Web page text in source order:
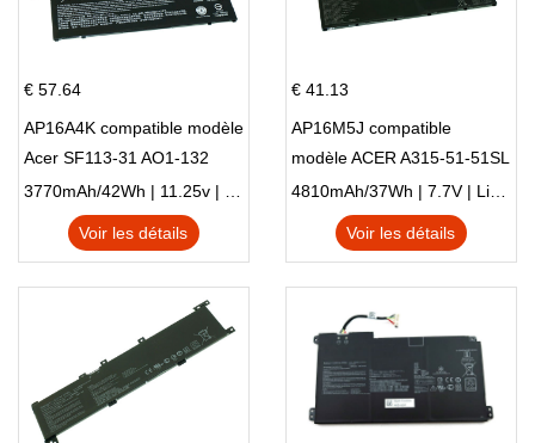
€ 57.64
AP16A4K compatible modèle
Acer SF113-31 AO1-132
NE132
3770mAh/42Wh | 11.25v | Li-ion ...
Voir les détails
€ 41.13
AP16M5J compatible
modèle ACER A315-51-51SL
N17Q1 SERIES
4810mAh/37Wh | 7.7V | Li-ion ...
Voir les détails